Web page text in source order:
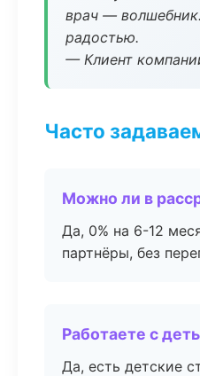
врач —
радостью.
— Клиент
Часто
Можно ли в
Да, 0% на 6-12
партнёры, без
Работаете с
Да, есть детские